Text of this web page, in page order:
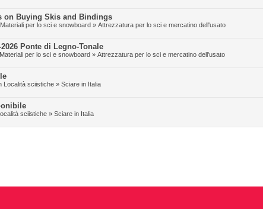
on Buying Skis and Bindings
Materiali per lo sci e snowboard » Attrezzatura per lo sci e mercatino dell'usato
Ponte di Legno-Tonale
Materiali per lo sci e snowboard » Attrezzatura per lo sci e mercatino dell'usato
Località sciistiche » Sciare in Italia
sciistiche » Sciare in Italia